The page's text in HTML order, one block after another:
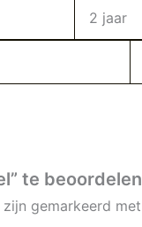
2 jaar
te beoordelen
gemarkeerd met